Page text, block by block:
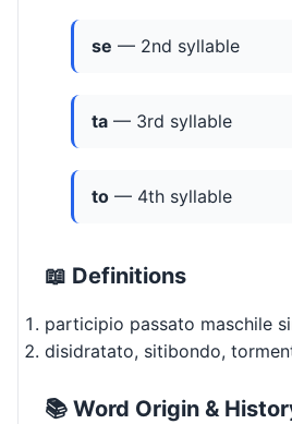
se — 2nd syllable
ta — 3rd syllable
to — 4th syllable
📖 Definitions
participio passato maschile
disidratato, sitibondo,
📚 Word Origin &